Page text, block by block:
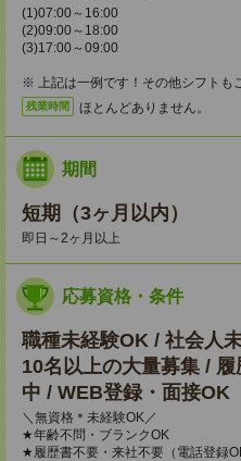
(1)07:00～16:00
(2)09:00～18:00
(3)17:00～09:00
※ 上記は一例です！その他シフトも
残業時間 ほとんどありません。
期間
短期（3ヶ月以内）
即日～2ヶ月以上
応募資格・条件
職種未経験OK / 社会人
10名以上の大量募集 /
中 / WEB登録・面接OK
＼無資格＊未経験OK／
★年齢不問・ブランクOK
★履歴書不要・来社不要（電話登録